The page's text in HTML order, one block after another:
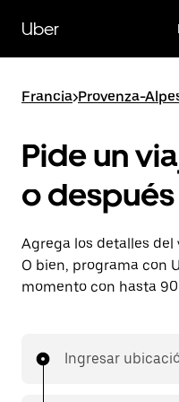
contenido
principal
Uber
Francia>Provenza-
Pide un
o
Agrega los detalles del
O bien, programa con
momento con hasta
Ingresar